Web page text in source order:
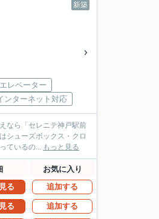
新築
エレベーター
ンターネット対応
なら「セレニテ神戸駅前
シューズボックス・クロ
ているの... もっと見る
お気に入り
る 追加する
る 追加する